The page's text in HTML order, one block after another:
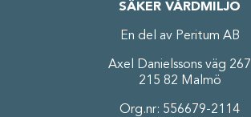
SÄKER VÅRDMILJÖ
En del av Peritum AB
Axel Danielssons väg 267
215 82 Malmö
Org.nr: 556679-2114